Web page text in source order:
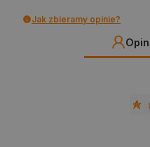
Jak zbieramy opinie?